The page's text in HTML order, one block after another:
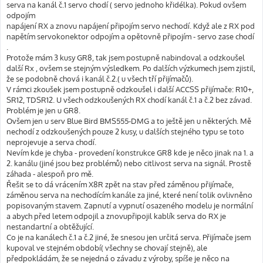
serva na kanál č.1 servo chodí ( servo jednoho křidélka). Pokud ovšem
odpojím
napájení RX a znovu napájení připojím servo nechodí. Když ale z RX pod
napětím servokonektor odpojím a opětovně připojím - servo zase chodí
Protože mám 3 kusy GR8, tak jsem postupně nabindoval a odzkoušel
další Rx , ovšem se stejným výsledkem. Po dalších výzkumech jsem zjistil,
že se podobně chová i kanál č.2.( u všech tří přijímačů).
V rámci zkoušek jsem postupně odzkoušel i další ACCSS přijímače: R10+,
SR12, TDSR12. U všech odzkoušených RX chodí kanál č.1 a č.2 bez závad.
Problém je jen u GR8.
Ovšem jen u serv Blue Bird BMS555-DMG a to ještě jen u některých. Mě
nechodí z odzkoušených pouze 2 kusy, u dalších stejného typu se toto
neprojevuje a serva chodí.
Nevím kde je chyba - provedení konstrukce GR8 kde je něco jinak na 1. a
2. kanálu (jiné jsou bez problémů) nebo citlivost serva na signál. Prostě
záhada - alespoň pro mě.
Řešit se to dá vrácením X8R zpět na stav před záměnou přijímače,
záměnou serva na nechodícím kanále za jiné, které není tolik ovlivněno
popisovaným stavem. Zapnutí a vypnutí osazeného modelu je normální
a abych před letem odpojil a znovupřipojil kablík serva do RX je
nestandartní a obtěžující.
Co je na kanálech č.1 a č.2 jiné, že snesou jen určitá serva. Přijímače jsem
kupoval ve stejném období( všechny se chovají stejně), ale
předpokládám, že se nejedná o závadu z výroby, spíše je něco na